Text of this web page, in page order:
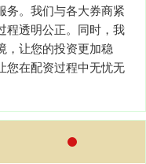
务。我们与各大券商紧
程透明公正。同时，我
，让您的投资更加稳
您在配资过程中无忧无